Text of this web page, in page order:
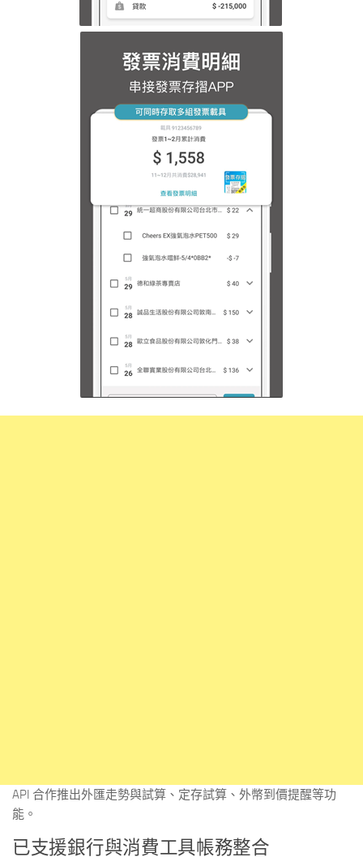
API 合作推出外匯走勢與試算、定存試算、外幣到價提醒等功
能。
已支援銀行與消費工具帳務整合